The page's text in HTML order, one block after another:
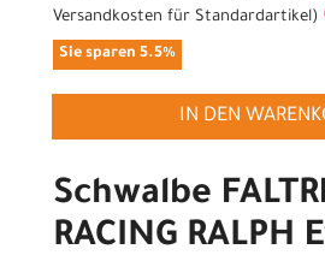
Versandkosten für Standardartikel)
Sie sparen 5.5%
IN DEN
Schwalbe
RACING RALPH